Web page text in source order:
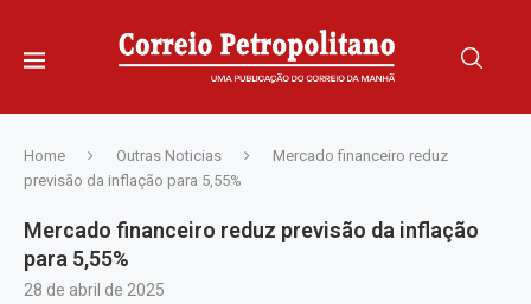
Home Outras Noticias
Mercado financeiro reduz
previsão da inflação para 5,55%
Mercado financeiro reduz previsão da inflação
para 5,55%
28 de abril de 2025